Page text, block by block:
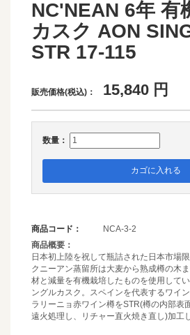
NC'NEAN 6年 有
カスク AON
STR 17-115
販売価格(税込)： 15,840 円
数量：
カゴに入れる
商品コード：
NCA-3-2
商品概要：
日本初上陸を祝して瓶詰された日本市場
クニーアン蒸留所は大麦から熟成樽の木
材と減量を有機栽培したものを使用して
ングルカスク。スペインを代表するワイ
ラリーニョ赤ワイン樽をSTR(樽の内部表
遠火処理し、リチャー直火焼き直し)加工